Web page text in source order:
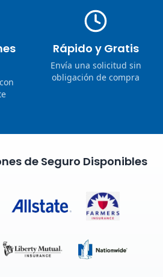
Rápido y Gratis
Envía una solicitud sin
obligación de compra
de Seguro Disponibles